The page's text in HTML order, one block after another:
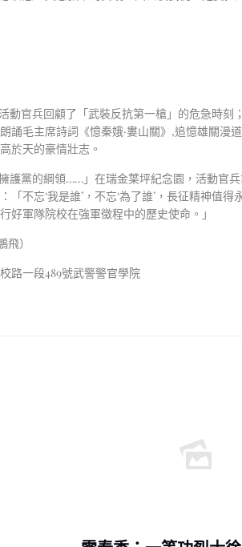
動官兵回顧了「武裝反抗第一槍」的危急時
誦毛主席詩詞《憶秦娥·婁山關》,追憶雄關
於天的豪情壯志。
護黨的綱領……」在瑞金葉坪紀念園，活動官
「不忘‘我是誰’，不忘‘為了誰’，長征精神
好軍隊院校在強軍徵程中的歷史使命。」
）
路一段489號武警警官學院